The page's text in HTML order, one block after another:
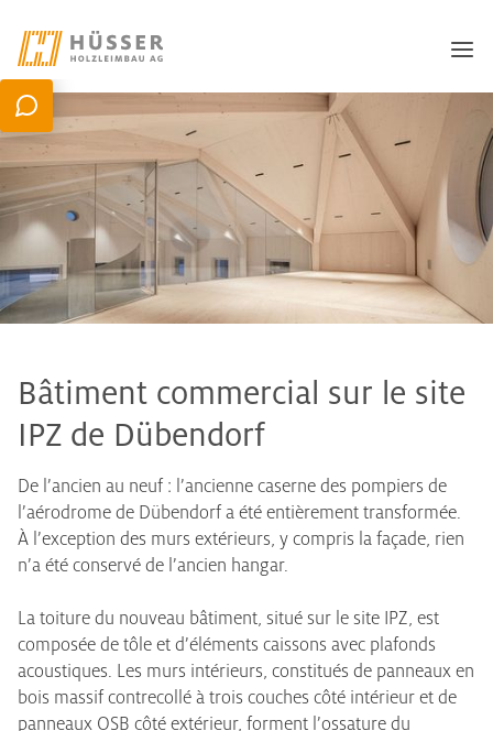
Bâtiment commercial sur le site
IPZ de Dübendorf
De l’ancien au neuf : l’ancienne caserne des pompiers de
l’aérodrome de Dübendorf a été entièrement transformée.
À l’exception des murs extérieurs, y compris la façade, rien
n’a été conservé de l’ancien hangar.
La toiture du nouveau bâtiment, situé sur le site IPZ, est
composée de tôle et d’éléments caissons avec plafonds
acoustiques. Les murs intérieurs, constitués de panneaux en
bois massif contrecollé à trois couches côté intérieur et de
panneaux OSB côté extérieur, forment l’ossature du